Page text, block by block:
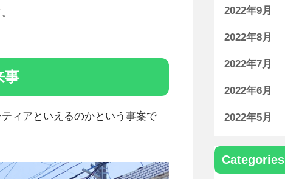
事
ィアといえるのかという事案で
2022年9月
2022年8月
2022年7月
2022年6月
2022年5月
Categories